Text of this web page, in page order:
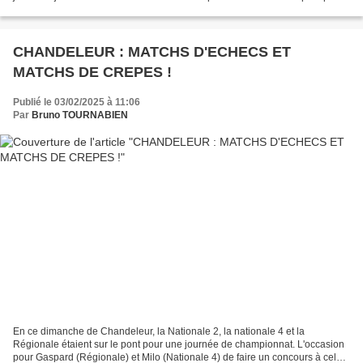
CHANDELEUR : MATCHS D'ECHECS ET
MATCHS DE CREPES !
Publié le 03/02/2025 à 11:06
Par Bruno TOURNABIEN
En ce dimanche de Chandeleur, la Nationale 2, la nationale 4 et la
Régionale étaient sur le pont pour une journée de championnat. L'occasion
pour Gaspard (Régionale) et Milo (Nationale 4) de faire un concours à celui